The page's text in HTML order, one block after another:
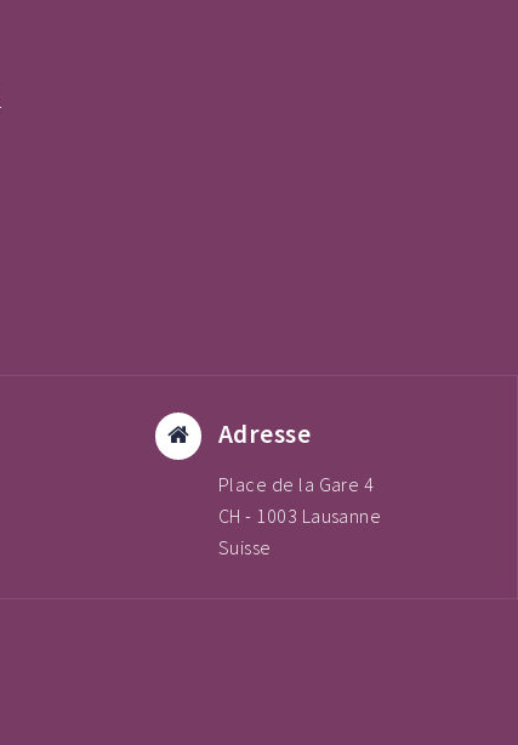
Adresse
Place de la Gare 4
CH - 1003 Lausanne
Suisse